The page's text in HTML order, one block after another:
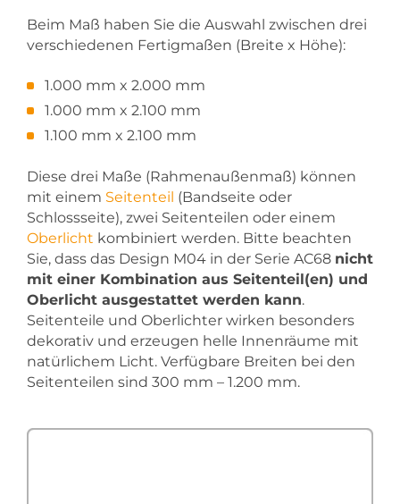
Beim Maß haben Sie die Auswahl zwischen drei
verschiedenen Fertigmaßen (Breite x Höhe):
1.000 mm x 2.000 mm
1.000 mm x 2.100 mm
1.100 mm x 2.100 mm
Diese drei Maße (Rahmenaußenmaß) können
mit einem Seitenteil (Bandseite oder
Schlossseite), zwei Seitenteilen oder einem
Oberlicht kombiniert werden. Bitte beachten
Sie, dass das Design M04 in der Serie AC68 nicht
mit einer Kombination aus Seitenteil(en) und
Oberlicht ausgestattet werden kann.
Seitenteile und Oberlichter wirken besonders
dekorativ und erzeugen helle Innenräume mit
natürlichem Licht. Verfügbare Breiten bei den
Seitenteilen sind 300 mm – 1.200 mm.